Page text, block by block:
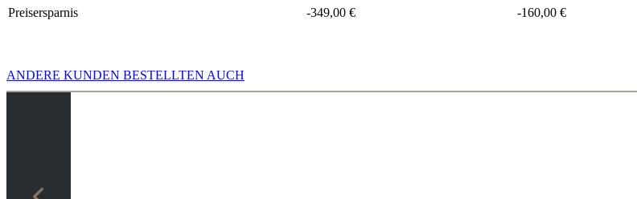
Preisersparnis
-349,00 € -160,00 €
ANDERE KUNDEN BESTELLTEN AUCH